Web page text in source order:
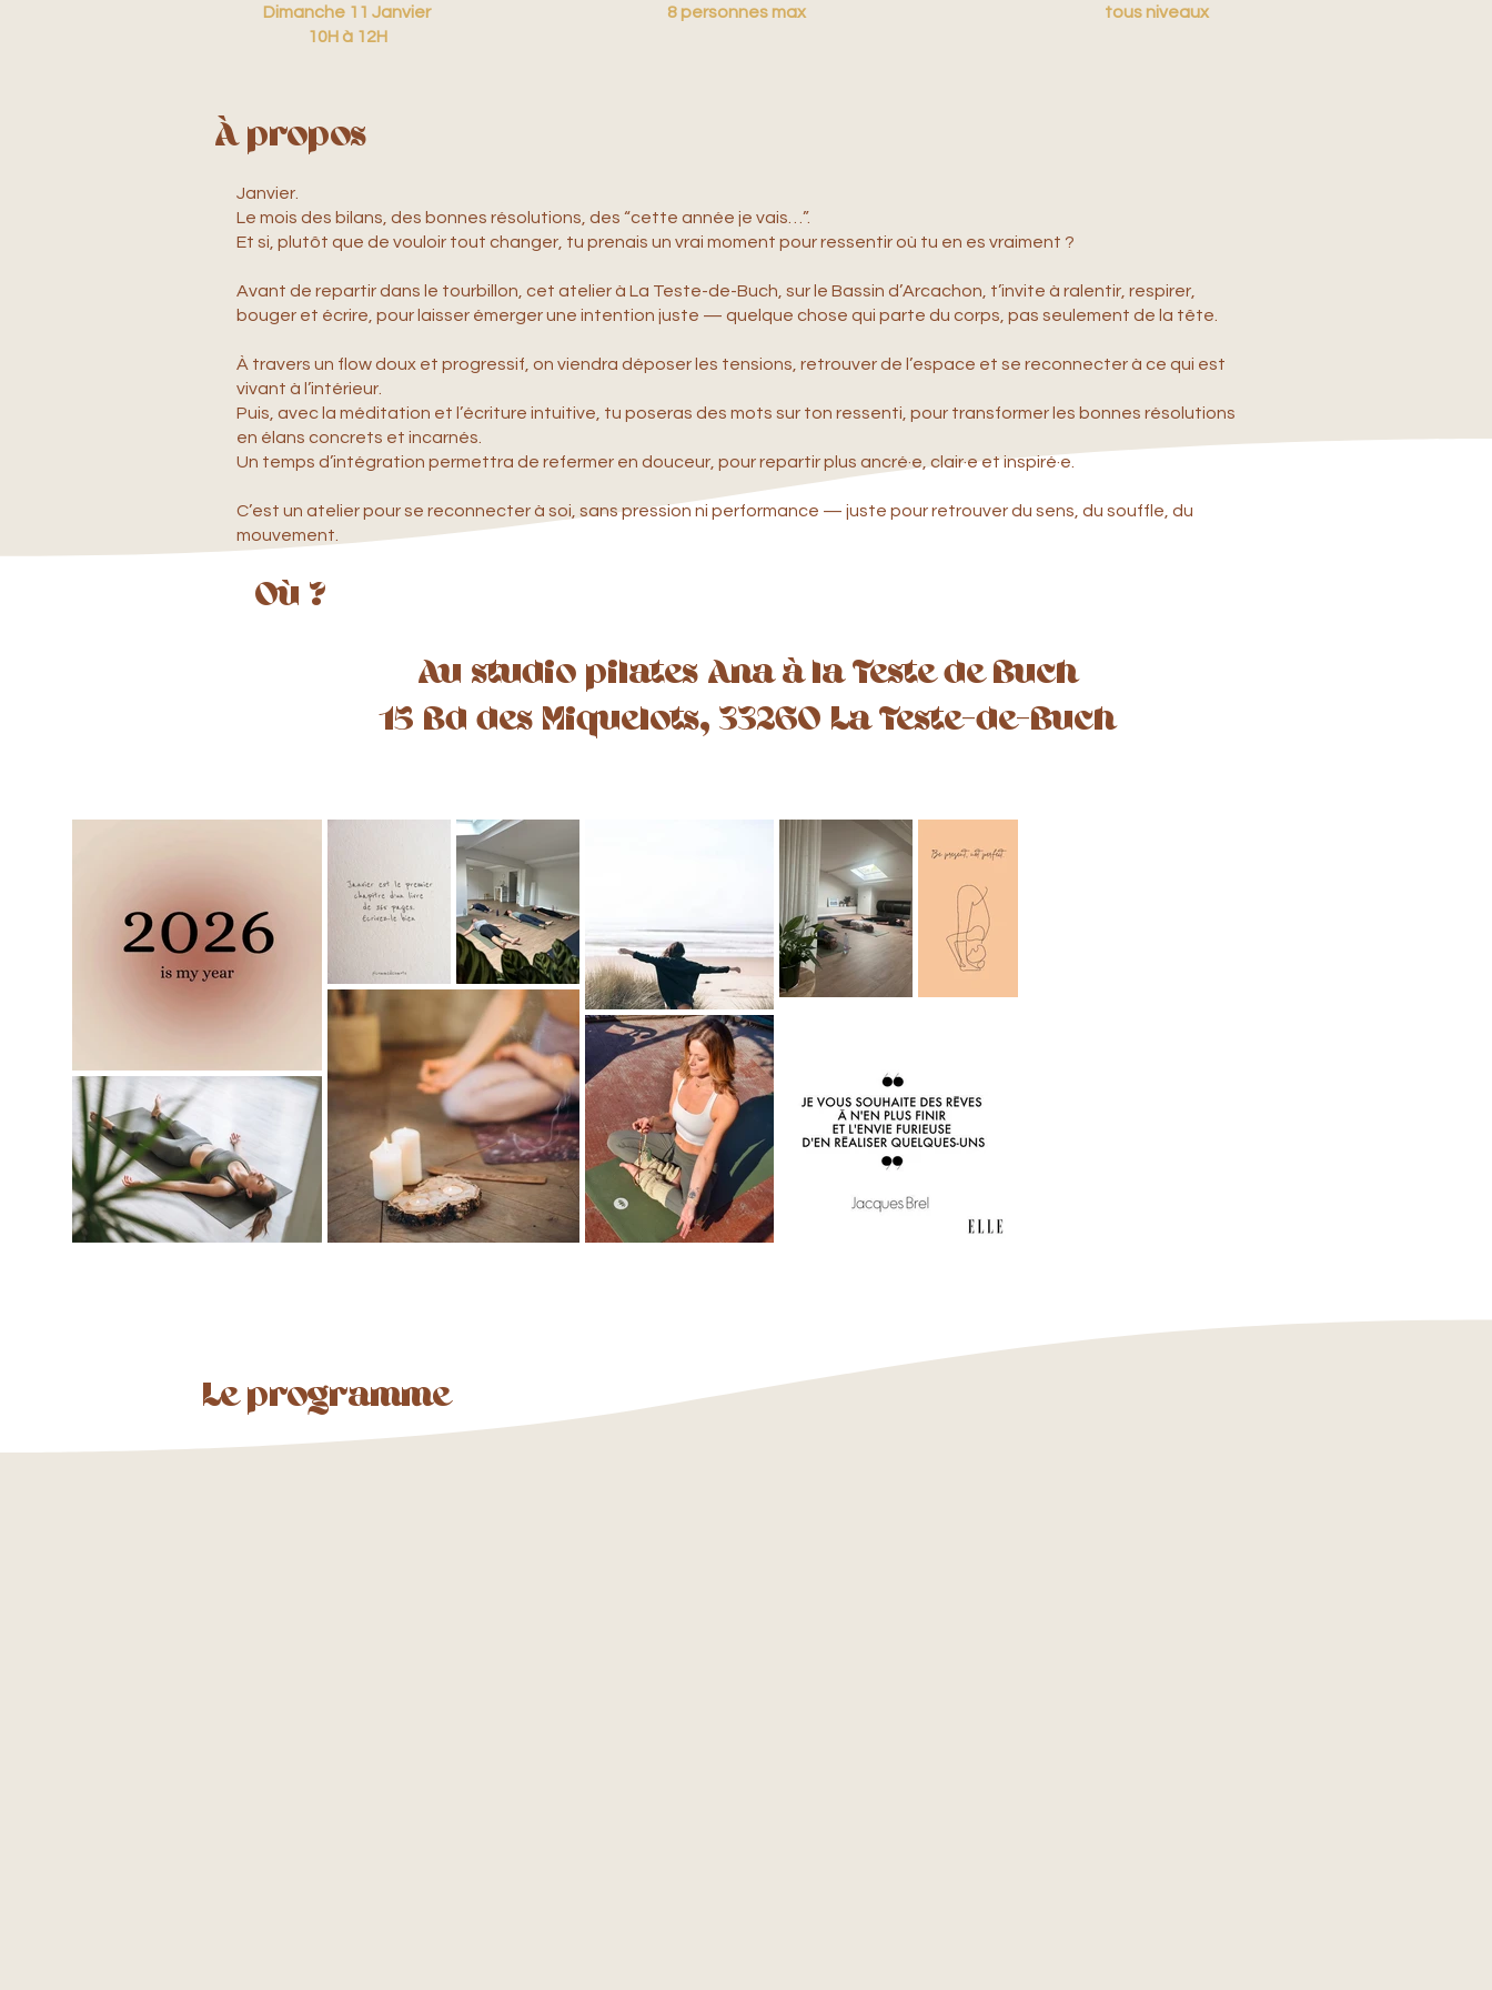
Dimanche 11 Janvier
10H à 12H
8 personnes max tous niveaux
À propos
Janvier.
Le mois des bilans, des bonnes résolutions, des “cette année je vais…”.
Et si, plutôt que de vouloir tout changer, tu prenais un vrai moment pour ressentir où tu en es vraiment ?
Avant de repartir dans le tourbillon, cet atelier à La Teste-de-Buch, sur le Bassin d’Arcachon, t’invite à ralentir, respirer,
bouger et écrire, pour laisser émerger une intention juste — quelque chose qui parte du corps, pas seulement de la tête.
À travers un flow doux et progressif, on viendra déposer les tensions, retrouver de l’espace et se reconnecter à ce qui est
vivant à l’intérieur.
Puis, avec la méditation et l’écriture intuitive, tu poseras des mots sur ton ressenti, pour transformer les bonnes résolutions
en élans concrets et incarnés.
Un temps d’intégration permettra de refermer en douceur, pour repartir plus ancré·e, clair·e et inspiré·e.
C’est un atelier pour se reconnecter à soi, sans pression ni performance — juste pour retrouver du sens, du souffle, du
mouvement.
Où ?
Au studio pilates Ana à la Teste de Buch
15 Bd des Miquelots, 33260 La Teste-de-Buch
Le programme